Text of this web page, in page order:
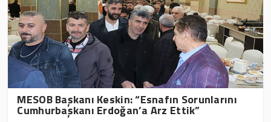
MESOB Başkanı Keskin: “Esnafın Sorunlarını
Cumhurbaşkanı Erdoğan’a Arz Ettik”